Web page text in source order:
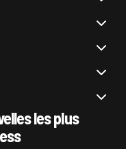
les plus